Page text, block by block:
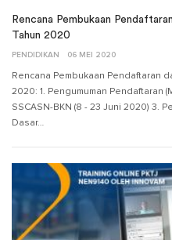
Rencana Pembukaan
Tahun 2020
PENDIDIKAN 06 MEI 2020
Rencana Pembukaan Pendaftaran
2020: 1. Pengumuman Pendaftaran
SSCASN-BKN (8 - 23 Juni 2020) 3.
Dasar…